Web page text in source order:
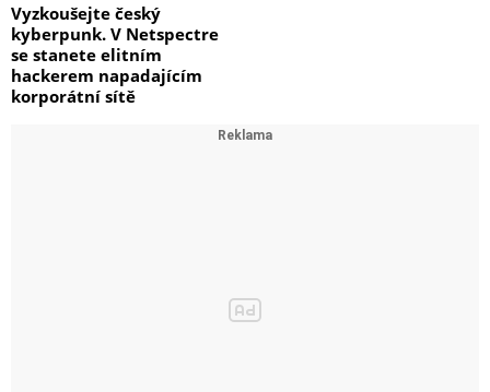
Vyzkoušejte český
kyberpunk. V Netspectre
se stanete elitním
hackerem napadajícím
korporátní sítě